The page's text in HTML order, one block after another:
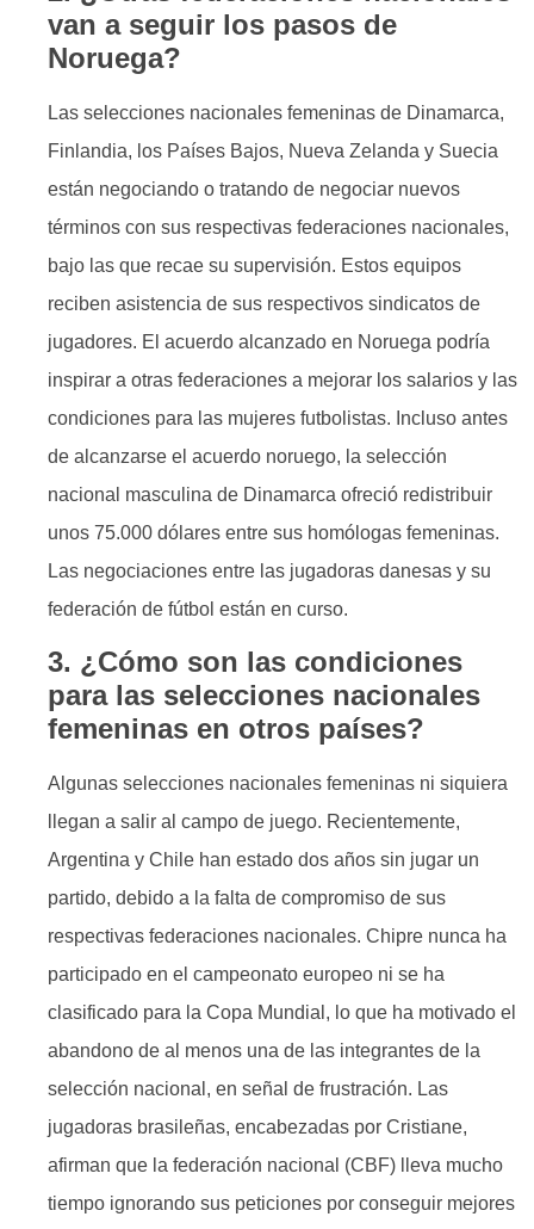
van a seguir los pasos de
Noruega?
Las selecciones nacionales femeninas de Dinamarca,
Finlandia, los Países Bajos, Nueva Zelanda y Suecia
están negociando o tratando de negociar nuevos
términos con sus respectivas federaciones nacionales,
bajo las que recae su supervisión. Estos equipos
reciben asistencia de sus respectivos sindicatos de
jugadores. El acuerdo alcanzado en Noruega podría
inspirar a otras federaciones a mejorar los salarios y las
condiciones para las mujeres futbolistas. Incluso antes
de alcanzarse el acuerdo noruego, la selección
nacional masculina de Dinamarca ofreció redistribuir
unos 75.000 dólares entre sus homólogas femeninas.
Las negociaciones entre las jugadoras danesas y su
federación de fútbol están en curso.
3. ¿Cómo son las condiciones
para las selecciones nacionales
femeninas en otros países?
Algunas selecciones nacionales femeninas ni siquiera
llegan a salir al campo de juego. Recientemente,
Argentina y Chile han estado dos años sin jugar un
partido, debido a la falta de compromiso de sus
respectivas federaciones nacionales. Chipre nunca ha
participado en el campeonato europeo ni se ha
clasificado para la Copa Mundial, lo que ha motivado el
abandono de al menos una de las integrantes de la
selección nacional, en señal de frustración. Las
jugadoras brasileñas, encabezadas por Cristiane,
afirman que la federación nacional (CBF) lleva mucho
tiempo ignorando sus peticiones por conseguir mejores